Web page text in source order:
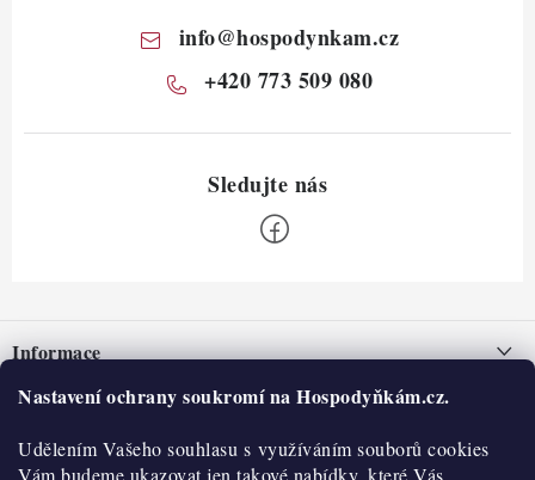
Nastavení ochrany soukromí na Hospodyňkám.cz.
Udělením Vašeho souhlasu s využíváním souborů cookies
Vám budeme ukazovat jen takové nabídky, které Vás
info@hospodynkam.cz
+420 773 509 080
pInformace
Nepřevzetí zásilky na dobírku
Obchodní podmínky
O nás
Historie
O nákupu